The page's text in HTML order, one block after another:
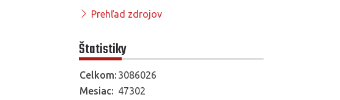
Prehľad zdrojov
Štatistiky
Celkom: 3086026
Mesiac: 47302